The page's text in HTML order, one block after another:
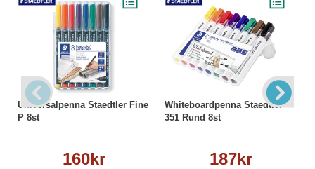
Universalpenna Staedtler Fine
P 8st
160kr
Whiteboardpenna Staedtler
351 Rund 8st
187kr